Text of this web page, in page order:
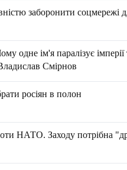
заборонити соцмережі
ім'я паралізує імперії
Смірнов
росіян в полон
НАТО. Заходу потрібна